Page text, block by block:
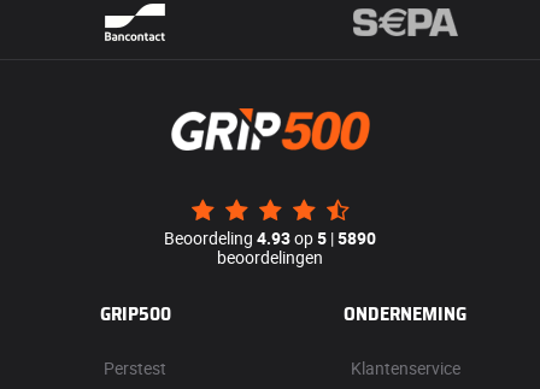
Beoordeling 4.93op5 |5890
beoordelingen
GRIP500
Perstest
ONDERNEMING
Klantenservice